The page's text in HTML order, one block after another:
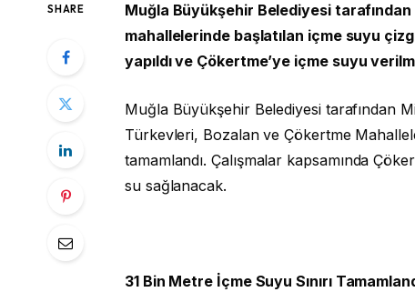
SHARE
Muğla Büyükşehir Belediyesi
mahallelerinde başlatılan içme suyu
yapıldı ve Çökertme’ye içme suyu
Muğla Büyükşehir Belediyesi tarafından
Türkevleri, Bozalan ve Çökertme
tamamlandı. Çalışmalar kapsamında
su sağlanacak.
31 Bin Metre İçme Suyu Sınırı